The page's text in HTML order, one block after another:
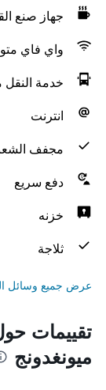
جهاز صنع
واي فاي
خدمة النقل
انترنت
مجفف
دفع سريع
خزنه
ثلاجة
عرض جميع وسائل
تقييمات
ميونغدونج